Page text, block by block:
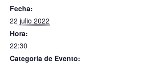
Fecha:
22 julio 2022
Hora:
22:30
Categoría de Evento: